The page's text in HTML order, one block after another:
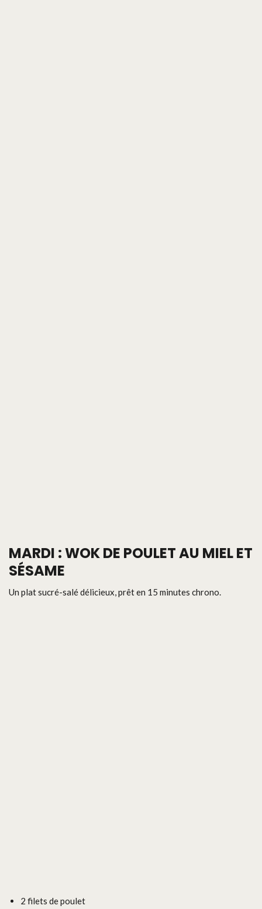
MARDI : WOK DE POULET AU MIEL ET
SÉSAME
Un plat sucré-salé délicieux, prêt en 15 minutes chrono.
2 filets de poulet